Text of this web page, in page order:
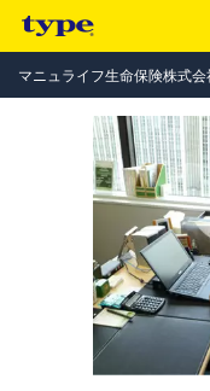
マニュライフ生命保険株式会